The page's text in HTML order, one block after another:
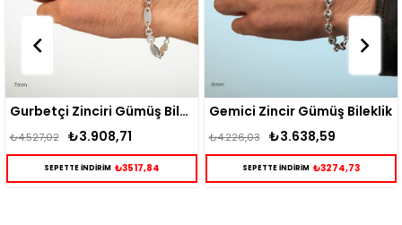
Gurbetçi Zinciri Gümüş Bileklik
₺3.908,71
SEPETTE İNDİRİM ₺3517,84
Gemici Zincir Gümüş Bileklik
₺3.638,59
₺4.226,03
SEPETTE İNDİRİM ₺3274,73